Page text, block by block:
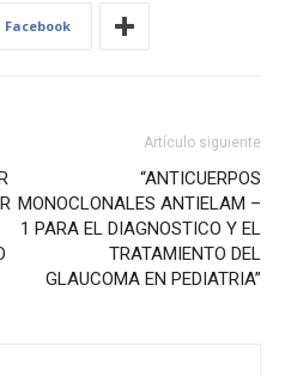
Facebook
Artículo siguiente
“ANTICUERPOS
MONOCLONALES ANTIELAM –
1 PARA EL DIAGNOSTICO Y EL
TRATAMIENTO DEL
GLAUCOMA EN PEDIATRIA”